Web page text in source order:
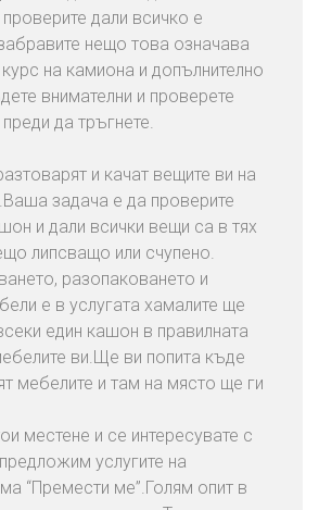
дали всичко е
нещо това означава
на камиона и допълнително
внимателни и проверете
да тръгнете.
и качат вещите ви на
задача е да проверите
и дали всички вещи са в тях
липсващо или счупено.
разопаковането и
е в услугата хамалите ще
един кашон в правилната
ви.Ще ви попита къде
мебелите и там на място ще ги
местене и се интересувате с
услугите на
“Премести ме”.Голям опит в